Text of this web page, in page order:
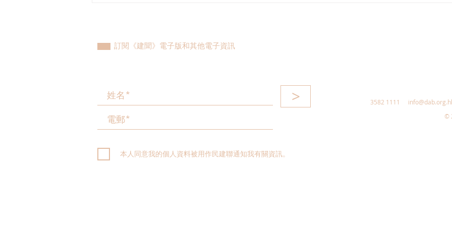
訂閱《建聞》電子版和其他電子資訊
>
本人同意我的個人資料被用作民建聯通知我有關資訊。
3582 1111
©